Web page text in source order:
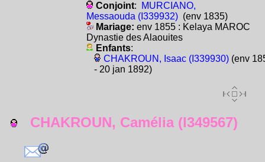
Conjoint:
MURCIANO,
Messaouda (I339932)(env 1835)
Mariage: env 1855 : Kelaya MAROC
Dynastie des Alaouites
Enfants:
CHAKROUN, Isaac (I339930)(env
- 20 jan 1892)
CHAKROUN, Camélia (I349567)